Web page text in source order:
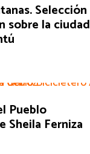
Selección
sobre la ciudad
Pueblo
Ferniza